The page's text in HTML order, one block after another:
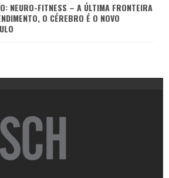
NEURO-FITNESS – A ÚLTIMA FRONTEIRA
O CÉREBRO É O NOVO